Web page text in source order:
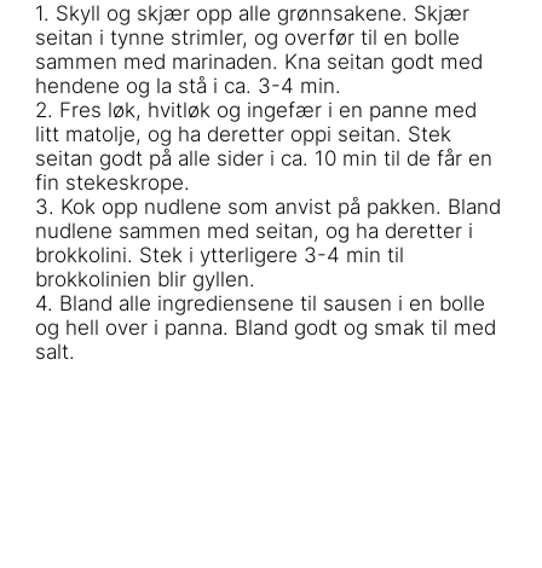
1. Skyll og skjær opp alle grønnsakene. Skjær
seitan i tynne strimler, og overfør til en bolle
sammen med marinaden. Kna seitan godt med
hendene og la stå i ca. 3-4 min.
2. Fres løk, hvitløk og ingefær i en panne med
litt matolje, og ha deretter oppi seitan. Stek
seitan godt på alle sider i ca. 10 min til de får en
fin stekeskrope.
3. Kok opp nudlene som anvist på pakken. Bland
nudlene sammen med seitan, og ha deretter i
brokkolini. Stek i ytterligere 3-4 min til
brokkolinien blir gyllen.
4. Bland alle ingrediensene til sausen i en bolle
og hell over i panna. Bland godt og smak til med
salt.